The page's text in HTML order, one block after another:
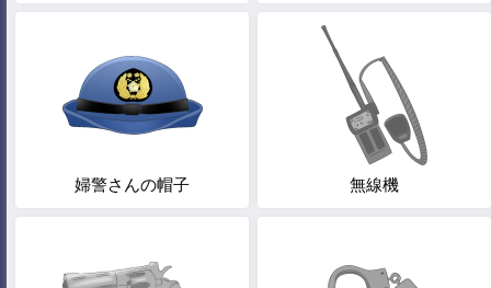
婦警さんの帽子 無線機